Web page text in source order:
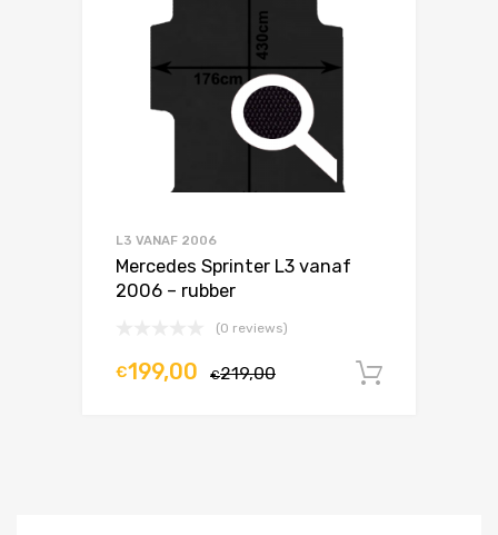
L3 VANAF 2006
Mercedes Sprinter L3 vanaf
2006 – rubber
(0 reviews)
€219,00
€199,00